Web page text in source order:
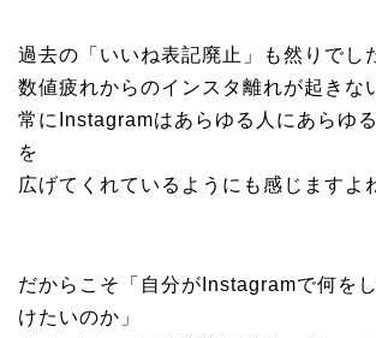
過去の「いいね表記廃止」も然りでし
数値疲れからのインスタ離れが起きな
常にInstagramはあらゆる人にあらゆ
を
広げてくれているようにも感じますよ
だからこそ「自分がInstagramで何を
けたいのか」